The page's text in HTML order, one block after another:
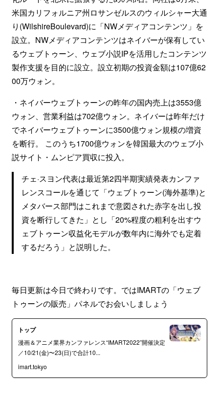
米国カリフォルニア州ロサンゼルスのウィルシャー大通
り(WilshireBoulevard)に「NWメディアコンテンツ」を
設立。NWメディアコンテンツはネイバーが保有してい
るウェブトゥーン、ウェブ小説IPを活用したコンテンツ
製作支援を目的に設立。設立初期の投資金額は107億62
00万ウォン。
・ネイバーウェブトゥーンの昨年の国内売上は3553億
ウォン、営業利益は702億ウォン。ネイバーは昨年だけ
でネイバーウェブトゥーンに3500億ウォン規模の増資
を断行。 このうち1700億ウォンを韓国最大のウェブ小
説サイト・ムンピア買収に投入。
チェ·スヨン代表は最近第2四半期実績発表カンファ
レンスコールを通じて「ウェブトゥーン(海外基準)と
メタバース部門はこれまで意図された赤字を出し投
資を断行してきた」とし「20%程度の粗利を出すウ
ェブトゥーン収益化モデルが数年内に海外でも定着
するだろう」と説明した。
毎日更新は今日で終わりです。ではIMARTの「ウェブ
トゥーンの販売」パネルでお会いしましょう
トップ
漫画＆アニメ業界カンファレンス“IMART2022”開催決定
／10/21(金)〜23(日)で合計10...
imart.tokyo